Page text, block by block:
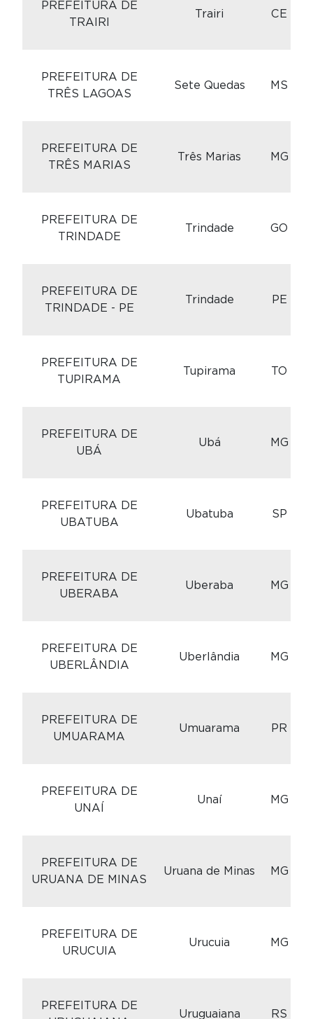
PREFEITURA DE
TRAIRI
Trairi CE
PREFEITURA DE
TRÊS LAGOAS
Sete Quedas MS
PREFEITURA DE
TRÊS MARIAS
Três Marias MG
PREFEITURA DE
TRINDADE
Trindade GO
PREFEITURA DE
TRINDADE - PE
Trindade PE
PREFEITURA DE
TUPIRAMA
Tupirama TO
PREFEITURA DE
UBÁ
Ubá MG
PREFEITURA DE
UBATUBA
Ubatuba SP
PREFEITURA DE
UBERABA
Uberaba MG
PREFEITURA DE
UBERLÂNDIA
Uberlândia MG
PREFEITURA DE
UMUARAMA
Umuarama PR
PREFEITURA DE
UNAÍ
Unaí MG
PREFEITURA DE
URUANA DE MINAS
Uruana de Minas MG
PREFEITURA DE
URUCUIA
Urucuia MG
PREFEITURA DE
Uruguaiana RS